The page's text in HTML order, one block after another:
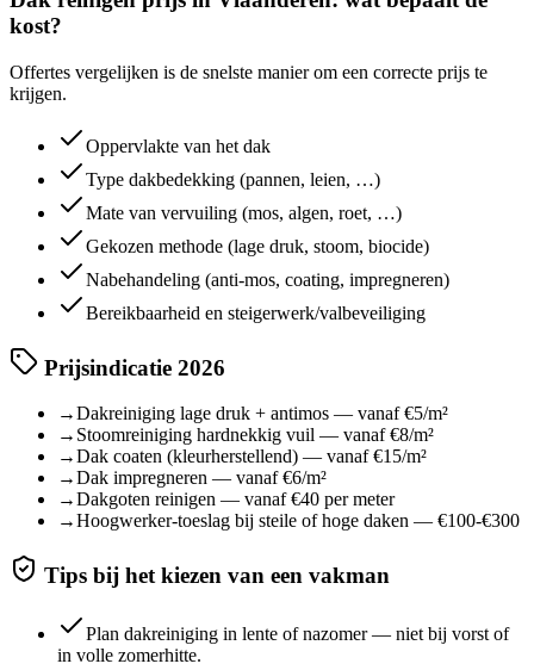
kost?
Offertes vergelijken is de snelste manier om een correcte prijs te
krijgen.
Oppervlakte van het dak
Type dakbedekking (pannen, leien, …)
Mate van vervuiling (mos, algen, roet, …)
Gekozen methode (lage druk, stoom, biocide)
Nabehandeling (anti-mos, coating, impregneren)
Bereikbaarheid en steigerwerk/valbeveiliging
Prijsindicatie 2026
→Dakreiniging lage druk + antimos — vanaf €5/m²
→ Stoomreiniging hardnekkig vuil — vanaf €8/m²
→Dak coaten (kleurherstellend) — vanaf €15/m²
→Dak impregneren — vanaf €6/m²
→Dakgoten reinigen — vanaf €40 per meter
→Hoogwerker-toeslag bij steile of hoge daken — €100-€300
Tips bij het kiezen van een vakman
Plan dakreiniging in lente of nazomer — niet bij vorst of
in volle zomerhitte.